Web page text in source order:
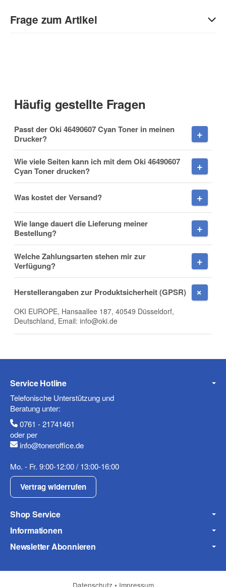
Sie Anderen bei der Kaufentscheidung:
Frage zum Artikel
Nachname
Firma
Mobiltelefon
Frage zum Artikel
Ihre Frage
Häufig gestellte Fragen
Passt der Oki 46490607 Cyan Toner in meinen
Drucker?
Wie viele Seiten kann ich mit dem Oki 46490607
Cyan Toner drucken?
Was kostet der Versand?
Wie lange dauert die Lieferung meiner
Bestellung?
Welche Zahlungsarten stehen mir zur
Verfügung?
Herstellerangaben zur Produktsicherheit (GPSR)
OKI EUROPE, Hansaallee 187, 40549 Düsseldorf,
Deutschland, Email: info@oki.de
Service Hotline
Telefonische Unterstützung und
Beratung unter:
0761 - 21741461
oder per
info@toneroffice.de
Mo. - Fr. 9:00-12:00 / 13:00-16:00
Vertrag widerrufen
Shop Service
Informationen
Newsletter Abonnieren